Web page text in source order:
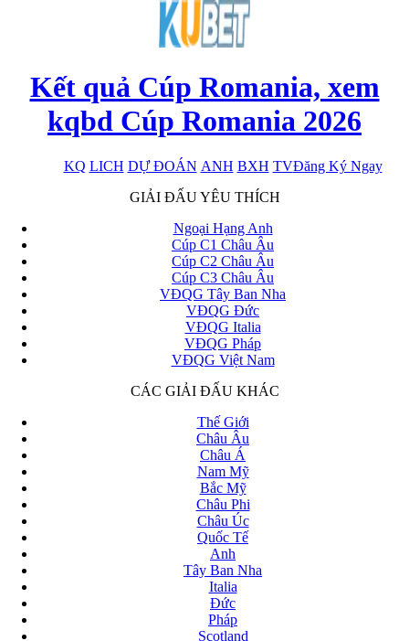
Kết quả Cúp Romania, xem
kqbd Cúp Romania 2026
KQ LICH DỰ ĐOÁN ANH BXH TVĐăng Ký Ngay
x
GIẢI ĐẤU YÊU THÍCH
Ngoại Hạng Anh
Cúp C1 Châu Âu
Cúp C2 Châu Âu
Cúp C3 Châu Âu
VĐQG Tây Ban Nha
VĐQG Đức
VĐQG Italia
VĐQG Pháp
VĐQG Việt Nam
CÁC GIẢI ĐẤU KHÁC
Thế Giới
Châu Âu
Châu Á
Nam Mỹ
Bắc Mỹ
Châu Phi
Châu Úc
Quốc Tế
Anh
Tây Ban Nha
Italia
Đức
Pháp
Scotland